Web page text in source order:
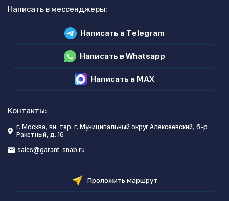
Написать в мессенджеры:
Написать в Telegram
Написать в Whatsapp
Написать в MAX
Контакты:
г. Москва, вн. тер. г. Муниципальный округ Алексеевский, б-р
Ракетный, д. 16
sales@garant-snab.ru
Проложить маршрут